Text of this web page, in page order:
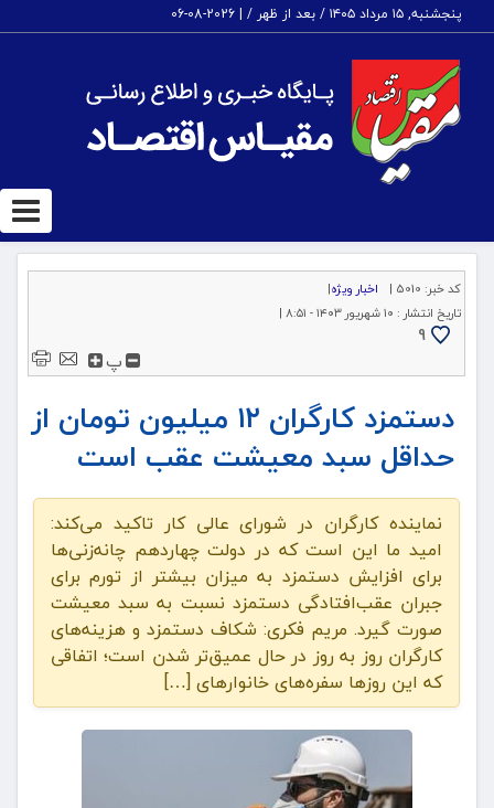
پنجشنبه, ۱۵ مرداد ۱۴۰۵ / بعد از ظهر / |
2026-08-06
کد خبر: 5010 | اخبار ویژه|
تاریخ انتشار : ۱۰ شهریور ۱۴۰۳ - ۸:۵۱ |
9
پ
دستمزد کارگران ۱۲ میلیون تومان از
حداقل سبد معیشت عقب است
نماینده کارگران در شورای عالی کار تاکید می‌کند:
امید ما این است که در دولت چهاردهم چانه‌زنی‌ها
برای افزایش دستمزد به میزان بیشتر از تورم برای
جبران عقب‌افتادگی دستمزد نسبت به سبد معیشت
صورت گیرد. مریم فکری: شکاف دستمزد و هزینه‌های
کارگران روز به روز در حال عمیق‌تر شدن است؛ اتفاقی
که این روزها سفره‌های خانوارهای […]